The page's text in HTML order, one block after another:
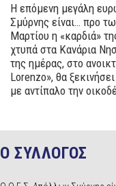
Η επόμενη μεγάλη
Σμύρνης είναι… προ
Μαρτίου η «καρδιά»
χτυπά στα Κανάρια
της ημέρας, στο
Lorenzo», θα
με αντίπαλο την
Ο ΣΥΛΛΟΓΟΣ